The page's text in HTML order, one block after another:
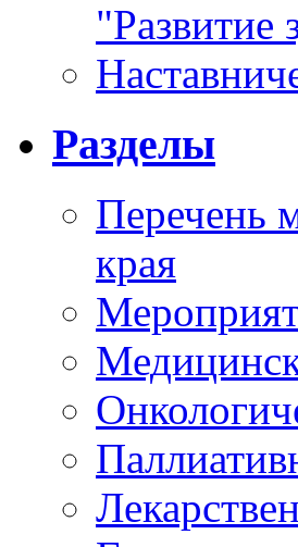
"Развитие
Разделы
Перечень
края